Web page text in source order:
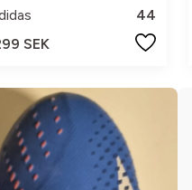
44
SEK